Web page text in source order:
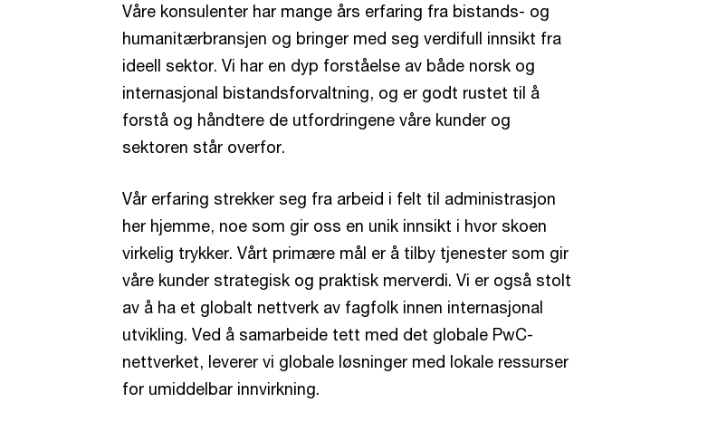
Våre konsulenter har mange års erfaring fra bistands- og
humanitærbransjen og bringer med seg verdifull innsikt fra
ideell sektor. Vi har en dyp forståelse av både norsk og
internasjonal bistandsforvaltning, og er godt rustet til å
forstå og håndtere de utfordringene våre kunder og
sektoren står overfor.
Vår erfaring strekker seg fra arbeid i felt til administrasjon
her hjemme, noe som gir oss en unik innsikt i hvor skoen
virkelig trykker. Vårt primære mål er å tilby tjenester som gir
våre kunder strategisk og praktisk merverdi. Vi er også stolt
av å ha et globalt nettverk av fagfolk innen internasjonal
utvikling. Ved å samarbeide tett med det globale PwC-
nettverket, leverer vi globale løsninger med lokale ressurser
for umiddelbar innvirkning.